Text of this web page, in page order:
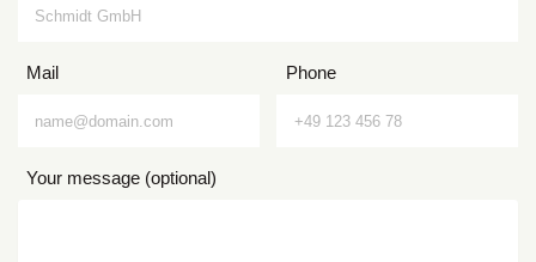
Mail Phone
Your message (optional)